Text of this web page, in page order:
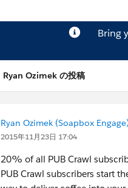
Bring
Ryan Ozimek の投稿
Ryan Ozimek (Soapbox
2015年11月23日 17:04
20% of all PUB Crawl
PUB Crawl subscribers start